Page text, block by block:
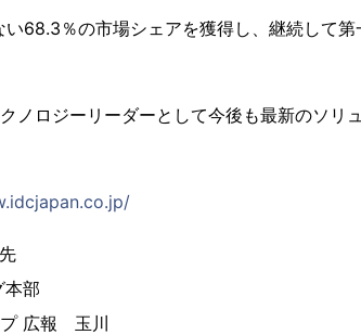
68.3％の市場シェアを獲得し、継続して第
ノロジーリーダーとして今後も最新のソリ
本部
広報 玉川